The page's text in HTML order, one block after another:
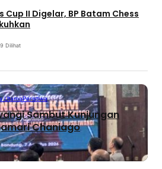
Cup II Digelar, BP Batam Chess
Dilihat
UtamaPeristiwa
Sambut Kunjungan
Chaniago